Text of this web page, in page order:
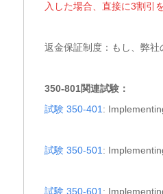
入した場合、直接に3割引
返金保証制度：もし、弊
350-801関連試験：
試験 350-401 :
試験 350-501 :
試験 350-601 :